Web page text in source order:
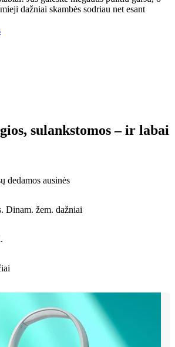
dažniai skambės sodriau net esant
sulankstomos – ir labai
dedamos ausinės
Dinam. žem. dažniai